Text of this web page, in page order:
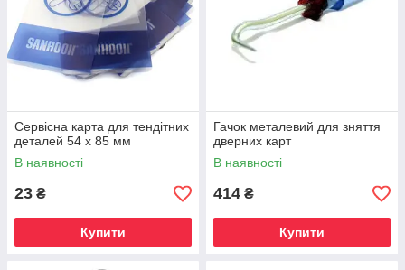
Сервісна карта для тендітних
деталей 54 x 85 мм
В наявності
23 ₴
Купити
Гачок металевий для зняття
дверних карт
В наявності
414 ₴
Купити